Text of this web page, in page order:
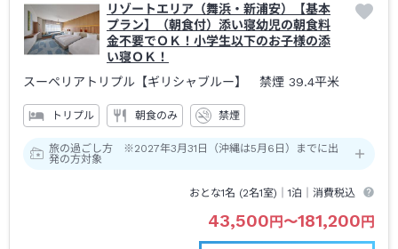
リゾートエリア（舞浜・新浦安）【基本
プラン】（朝食付）添い寝幼児の朝食料
金不要でＯＫ！小学生以下のお子様の添
い寝ＯＫ！
スーペリアトリプル【ギリシャブルー】 禁煙 39.4平米
トリプル 朝食のみ 禁煙
旅の過ごし方 ※2027年3月31日（沖縄は5月6日）までに出
発の方対象
おとな1名 (2名1室)｜1泊 ｜消費税込
43,500円〜181,200円